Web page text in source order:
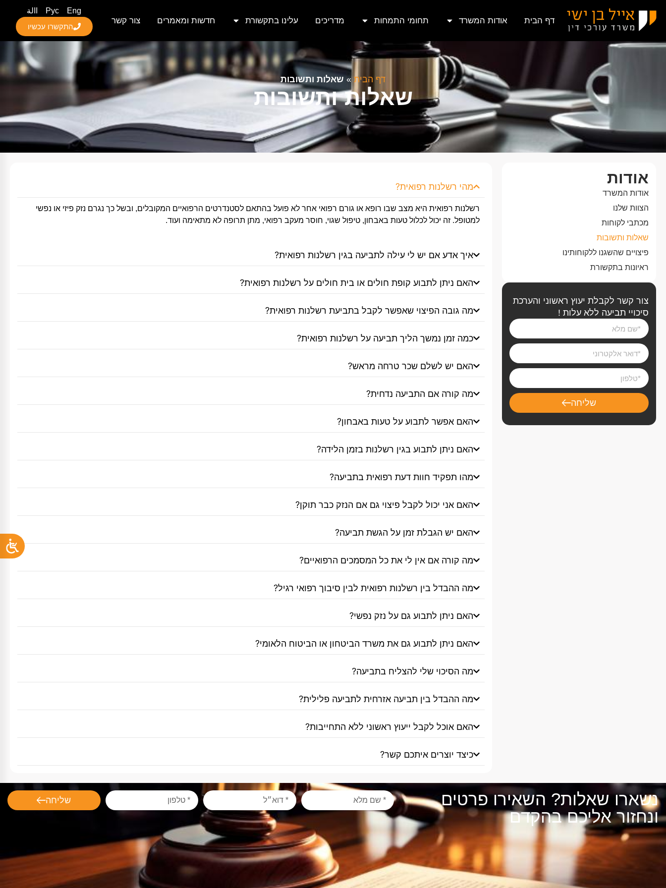
דף הבית אודות המשרד תחומי התמחות מדריכים עלינו בתקשורת חדשות ומאמרים צור קשר
Eng
Рус
االة
התקשרו עכשיו
דף הבית » שאלות ותשובות
שאלות ותשובות
אודות
אודות המשרד
הצוות שלנו
מכתבי לקוחות
שאלות ותשובות
פיצויים שהשגנו ללקוחותינו
ראיונות בתקשורת
צור קשר לקבלת יעוץ ראשוני והערכת
סיכויי תביעה ללא עלות !
שליחה
מהי רשלנות רפואית?
רשלנות רפואית היא מצב שבו רופא או גורם רפואי אחר לא פועל בהתאם לסטנדרטים הרפואיים המקובלים, ובשל כך נגרם נזק פיזי או נפשי
למטופל. זה יכול לכלול טעות באבחון, טיפול שגוי, חוסר מעקב רפואי, מתן תרופה לא מתאימה ועוד.
איך אדע אם יש לי עילה לתביעה בגין רשלנות רפואית?
האם ניתן לתבוע קופת חולים או בית חולים על רשלנות רפואית?
מה גובה הפיצוי שאפשר לקבל בתביעת רשלנות רפואית?
כמה זמן נמשך הליך תביעה על רשלנות רפואית?
האם יש לשלם שכר טרחה מראש?
מה קורה אם התביעה נדחית?
האם אפשר לתבוע על טעות באבחון?
האם ניתן לתבוע בגין רשלנות בזמן הלידה?
מהו תפקיד חוות דעת רפואית בתביעה?
האם אני יכול לקבל פיצוי גם אם הנזק כבר תוקן?
האם יש הגבלת זמן על הגשת תביעה?
מה קורה אם אין לי את כל המסמכים הרפואיים?
מה ההבדל בין רשלנות רפואית לבין סיבוך רפואי רגיל?
האם ניתן לתבוע גם על נזק נפשי?
האם ניתן לתבוע גם את משרד הביטחון או הביטוח הלאומי?
מה הסיכוי שלי להצליח בתביעה?
מה ההבדל בין תביעה אזרחית לתביעה פלילית?
האם אוכל לקבל ייעוץ ראשוני ללא התחייבות?
כיצד יוצרים איתכם קשר?
נשארו שאלות? השאירו פרטים
ונחזור אליכם בהקדם
שליחה